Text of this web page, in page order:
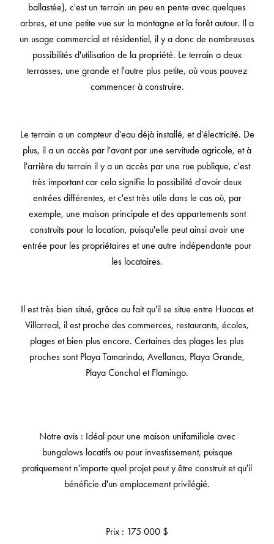
ballastée), c'est un terrain un peu en pente avec quelques
arbres, et une petite vue sur la montagne et la forêt autour. Il a
un usage commercial et résidentiel, il y a donc de nombreuses
possibilités d'utilisation de la propriété. Le terrain a deux
terrasses, une grande et l'autre plus petite, où vous pouvez
commencer à construire.
Le terrain a un compteur d'eau déjà installé, et d'électricité. De
plus, il a un accès par l'avant par une servitude agricole, et à
l'arrière du terrain il y a un accès par une rue publique, c'est
très important car cela signifie la possibilité d'avoir deux
entrées différentes, et c'est très utile dans le cas où, par
exemple, une maison principale et des appartements sont
construits pour la location, puisqu'elle peut ainsi avoir une
entrée pour les propriétaires et une autre indépendante pour
les locataires.
Il est très bien situé, grâce au fait qu'il se situe entre Huacas et
Villarreal, il est proche des commerces, restaurants, écoles,
plages et bien plus encore. Certaines des plages les plus
proches sont Playa Tamarindo, Avellanas, Playa Grande,
Playa Conchal et Flamingo.
Notre avis : Idéal pour une maison unifamiliale avec
bungalows locatifs ou pour investissement, puisque
pratiquement n'importe quel projet peut y être construit et qu'il
bénéficie d'un emplacement privilégié.
Prix : 175 000 $